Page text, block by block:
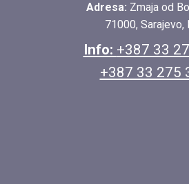
Adresa: Zmaja od
71000, Sarajevo,
Info: +387 33
+387 33 275